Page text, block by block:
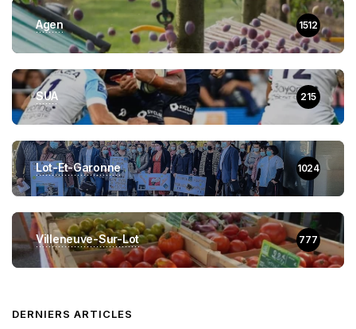
Agen 1512
SUA 215
Lot-Et-Garonne 1024
Villeneuve-Sur-Lot 777
DERNIERS ARTICLES